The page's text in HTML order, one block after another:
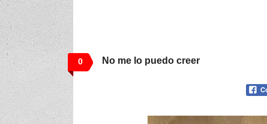
0 No me lo puedo creer